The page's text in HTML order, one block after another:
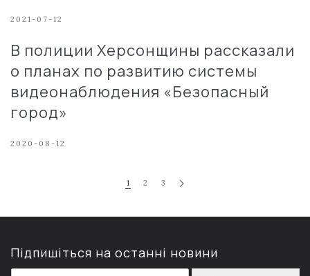
2021-07-12
В полиции Херсонщины рассказали
о планах по развитию системы
видеонаблюдения «Безопасный
город»
2020-08-12
1 2 3
Підпишіться на останні новини